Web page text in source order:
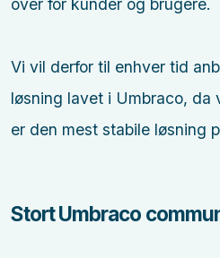
over for kunder og brugere.
Vi vil derfor til enhver tid
løsning lavet i Umbraco, da
er den mest stabile løsning
Stort Umbraco